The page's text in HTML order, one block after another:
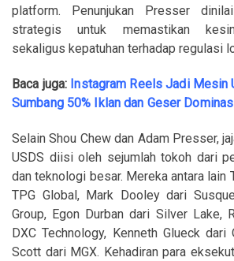
platform. Penunjukan Presser
strategis untuk memastikan
sekaligus kepatuhan terhadap regulasi
Baca juga: Instagram Reels Jadi Mesin
Sumbang 50% Iklan dan Geser
Selain Shou Chew dan Adam Presser,
USDS diisi oleh sejumlah tokoh dari
dan teknologi besar. Mereka antara lain
TPG Global, Mark Dooley dari
Group, Egon Durban dari Silver Lake,
DXC Technology, Kenneth Glueck
Scott dari MGX. Kehadiran para